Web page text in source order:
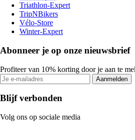
Triathlon-Expert
TripNBikers
Vélo-Store
Winter-Expert
Abonneer je op onze nieuwsbrief
Profiteer van 10% korting door je aan te
Aanmelden
Blijf verbonden
Volg ons op sociale media